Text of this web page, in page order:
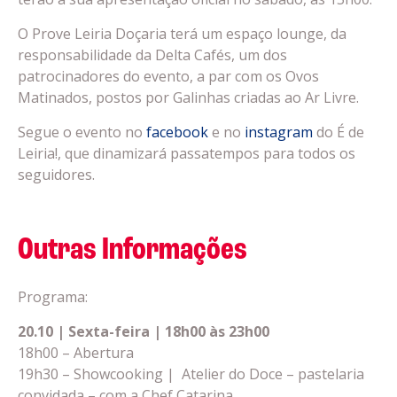
O Prove Leiria Doçaria terá um espaço lounge, da
responsabilidade da Delta Cafés, um dos
patrocinadores do evento, a par com os Ovos
Matinados, postos por Galinhas criadas ao Ar Livre.
Segue o evento no facebooke no instagram do É de
Leiria!, que dinamizará passatempos para todos os
seguidores.
Outras Informações
Programa:
20.10 | Sexta-feira | 18h00 às 23h00
18h00 – Abertura
19h30 – Showcooking | Atelier do Doce – pastelaria